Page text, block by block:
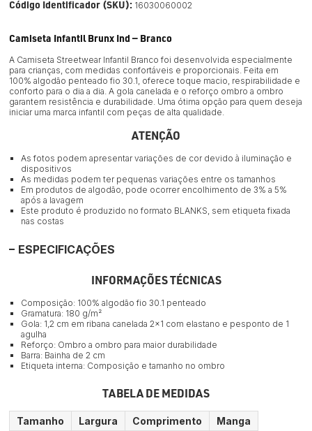
Código Identificador (SKU): 16030060002
Camiseta Infantil Brunx Ind — Branco
A Camiseta Streetwear Infantil Branco foi desenvolvida especialmente
para crianças, com medidas confortáveis e proporcionais. Feita em
100% algodão penteado fio 30.1, oferece toque macio, respirabilidade e
conforto para o dia a dia. A gola canelada e o reforço ombro a ombro
garantem resistência e durabilidade. Uma ótima opção para quem deseja
iniciar uma marca infantil com peças de alta qualidade.
ATENÇÃO
As fotos podem apresentar variações de cor devido à iluminação e
dispositivos
As medidas podem ter pequenas variações entre os tamanhos
Em produtos de algodão, pode ocorrer encolhimento de 3% a 5%
após a lavagem
Este produto é produzido no formato BLANKS, sem etiqueta fixada
nas costas
ESPECIFICAÇÕES
INFORMAÇÕES TÉCNICAS
Composição: 100% algodão fio 30.1 penteado
Gramatura: 180 g/m²
Gola: 1,2 cm em ribana canelada 2×1 com elastano e pesponto de 1
agulha
Reforço: Ombro a ombro para maior durabilidade
Barra: Bainha de 2 cm
Etiqueta interna: Composição e tamanho no ombro
TABELA DE MEDIDAS
Tamanho Largura Comprimento
Manga